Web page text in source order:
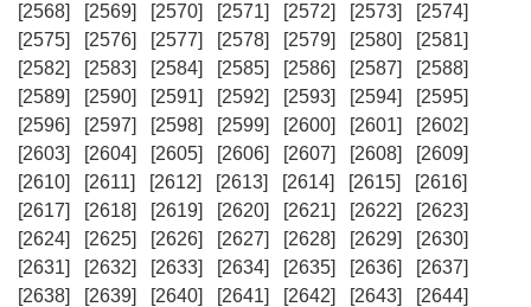
[2568]
[2569] [2570] [2571] [2572] [2573]
[2574]
[2575]
[2576] [2577] [2578] [2579] [2580]
[2581]
[2582]
[2583] [2584] [2585] [2586] [2587]
[2588]
[2589]
[2590] [2591] [2592] [2593] [2594]
[2595]
[2596]
[2597] [2598] [2599] [2600] [2601]
[2602]
[2603]
[2604] [2605] [2606] [2607] [2608]
[2609]
[2610]
[2611] [2612] [2613] [2614] [2615]
[2616]
[2617]
[2618] [2619] [2620] [2621] [2622]
[2623]
[2624]
[2625] [2626] [2627] [2628] [2629]
[2630]
[2631]
[2632] [2633] [2634] [2635] [2636]
[2637]
[2638]
[2639] [2640] [2641] [2642] [2643]
[2644]